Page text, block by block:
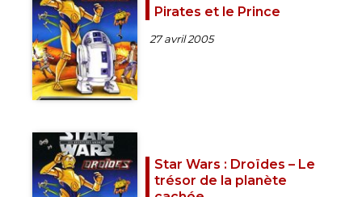
Pirates et le Prince
27 avril 2005
Star Wars : Droïdes – Le
trésor de la planète